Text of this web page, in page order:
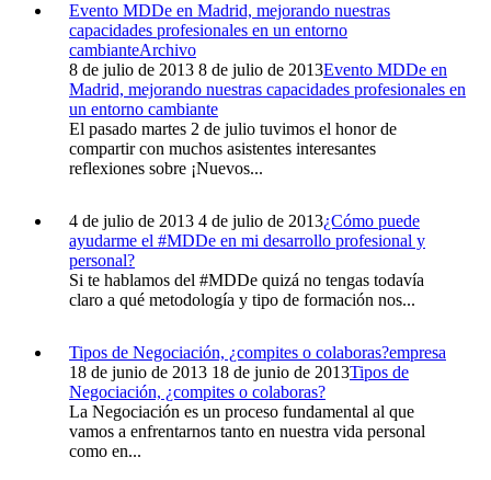
Evento MDDe en Madrid, mejorando nuestras
capacidades profesionales en un entorno
cambianteArchivo
8 de julio de 2013 8 de julio de 2013Evento MDDe en
Madrid, mejorando nuestras capacidades profesionales en
un entorno cambiante
El pasado martes 2 de julio tuvimos el honor de
compartir con muchos asistentes interesantes
reflexiones sobre ¡Nuevos...
4 de julio de 2013 4 de julio de 2013¿Cómo puede
ayudarme el #MDDe en mi desarrollo profesional y
personal?
Si te hablamos del #MDDe quizá no tengas todavía
claro a qué metodología y tipo de formación nos...
Tipos de Negociación, ¿compites o colaboras?empresa
18 de junio de 2013 18 de junio de 2013Tipos de
Negociación, ¿compites o colaboras?
La Negociación es un proceso fundamental al que
vamos a enfrentarnos tanto en nuestra vida personal
como en...